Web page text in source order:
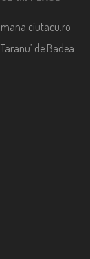
mana.ciutacu.ro
Taranu’ de Badea